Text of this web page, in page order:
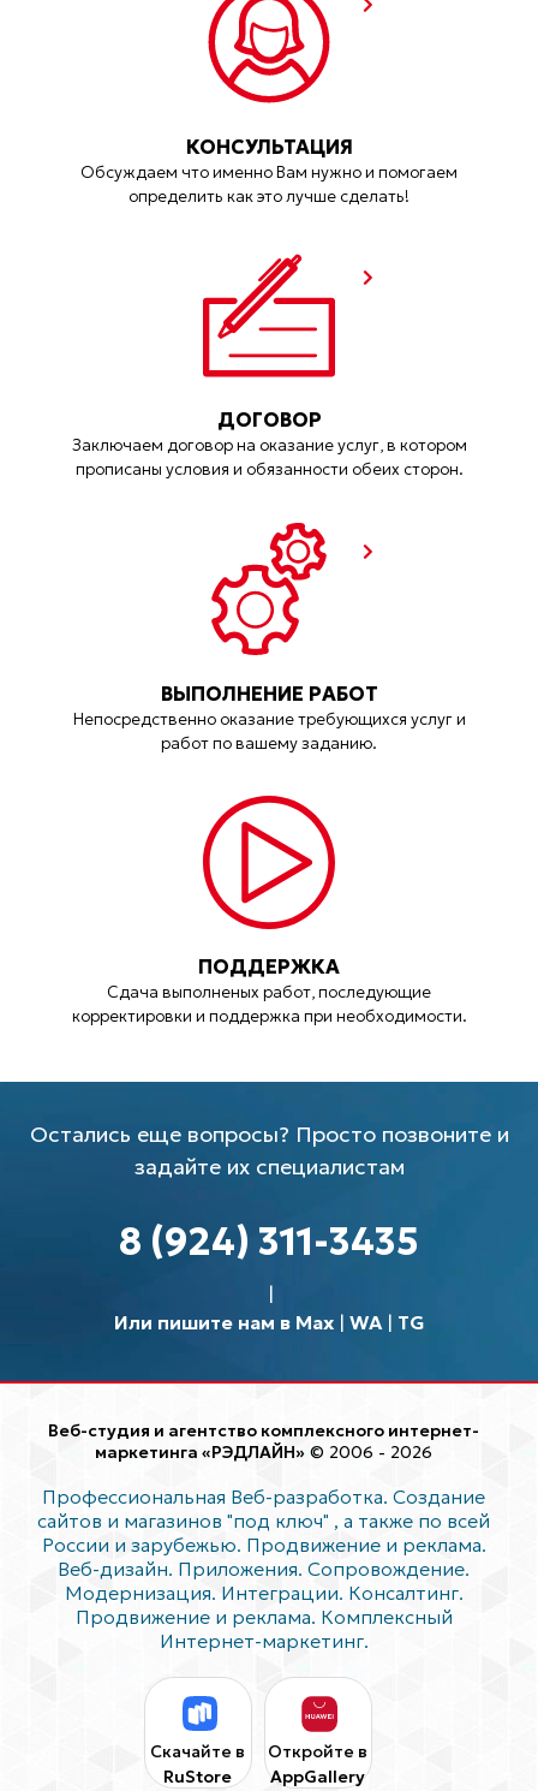
КОНСУЛЬТАЦИЯ
Обсуждаем что именно Вам нужно и помогаем
определить как это лучше сделать!
ДОГОВОР
Заключаем договор на оказание услуг, в котором
прописаны условия и обязанности обеих сторон.
ВЫПОЛНЕНИЕ РАБОТ
Непосредственно оказание требующихся услуг и
работ по вашему заданию.
ПОДДЕРЖКА
Сдача выполненых работ, последующие
корректировки и поддержка при необходимости.
Остались еще вопросы? Просто позвоните и
задайте их специалистам
8 (924) 311-3435
Или пишите нам в Max| WA| TG
Веб-студия и агентство комплексного интернет-
маркетинга «РЭДЛАЙН» © 2006 - 2026
Профессиональная Веб-разработка. Создание
сайтов и магазинов "под ключ" , а также по всей
России и зарубежью. Продвижение и реклама.
Веб-дизайн. Приложения. Сопровождение.
Модернизация. Интеграции. Консалтинг.
Продвижение и реклама. Комплексный
Интернет-маркетинг.
Скачайте в
RuStore
Откройте в
AppGallery